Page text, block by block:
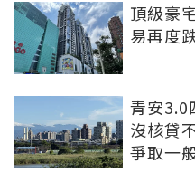
頂級豪
易再度
青安3.0
沒核貸
爭取一